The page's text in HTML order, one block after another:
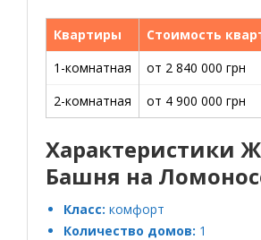
Квартиры Стоимость
1-комнатная
от 2 840 000 грн
2-комнатная
от 4 900 000 грн
Характеристики
Башня на
Класс: комфорт
Количество домов: 1